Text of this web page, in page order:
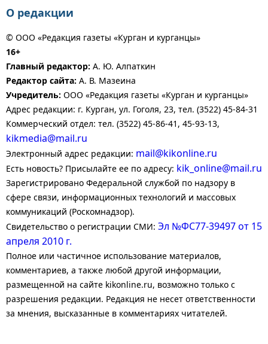
О редакции
© ООО «Редакция газеты «Курган и курганцы»
16+
Главный редактор: А. Ю. Алпаткин
Редактор сайта: А. В. Мазеина
Учредитель: ООО «Редакция газеты «Курган и курганцы»
Адрес редакции: г. Курган, ул. Гоголя, 23, тел. (3522) 45-84-31
Коммерческий отдел: тел. (3522) 45-86-41, 45-93-13,
kikmedia@mail.ru
Электронный адрес редакции: mail@kikonline.ru
Есть новость? Присылайте ее по адресу: kik_online@mail.ru
Зарегистрировано Федеральной службой по надзору в
сфере связи, информационных технологий и массовых
коммуникаций (Роскомнадзор).
Свидетельство о регистрации СМИ: Эл №ФС77-39497 от 15
апреля 2010 г.
Полное или частичное использование материалов,
комментариев, а также любой другой информации,
размещенной на сайте kikonline.ru, возможно только с
разрешения редакции. Редакция не несет ответственности
за мнения, высказанные в комментариях читателей.